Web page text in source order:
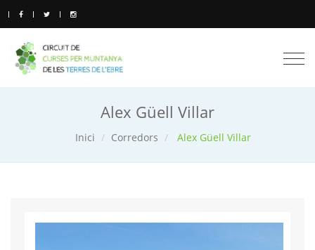
Alex Güell Villar
Inici Corredors Alex Güell Villar